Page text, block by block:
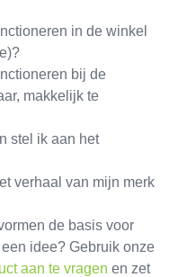
in de winkel
bij de
makkelijk te
stel ik aan het
verhaal van mijn merk
de basis voor
idee? Gebruik onze
aan te vragen en zet